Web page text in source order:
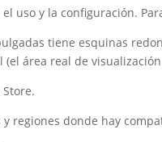
uso y la configuración.
tiene esquinas
área real de
y regiones donde hay